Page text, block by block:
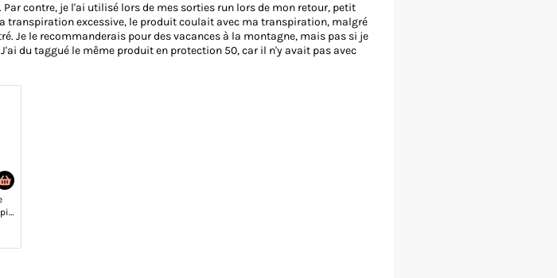
contre, je l'ai utilisé lors de mes sorties run lors de mon retour, petit
transpiration excessive, le produit coulait avec ma transpiration, malgré
Je le recommanderais pour des vacances à la montagne, mais pas si je
du taggué le même produit en protection 50, car il n'y avait pas avec